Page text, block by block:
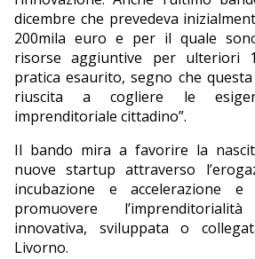
dicembre che prevedeva
200mila euro e per il quale
risorse aggiuntive per ulteriori
pratica esaurito, segno che
riuscita a cogliere le
imprenditoriale cittadino”.
Il bando mira a favorire la
nuove startup attraverso
incubazione e accelerazione
promuovere
innovativa, sviluppata o
Livorno.